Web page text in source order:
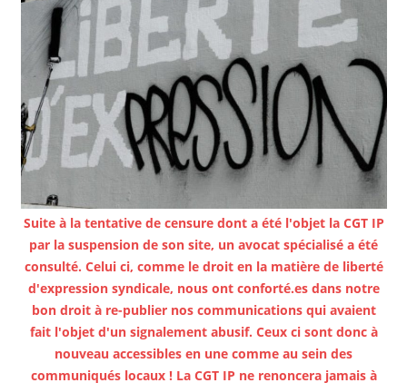
Suite à la tentative de censure dont a été l'objet la CGT IP
par la suspension de son site, un avocat spécialisé a été
consulté. Celui ci, comme le droit en la matière de liberté
d'expression syndicale, nous ont conforté.es dans notre
bon droit à re-publier nos communications qui avaient
fait l'objet d'un signalement abusif. Ceux ci sont donc à
nouveau accessibles en une comme au sein des
communiqués locaux ! La CGT IP ne renoncera jamais à